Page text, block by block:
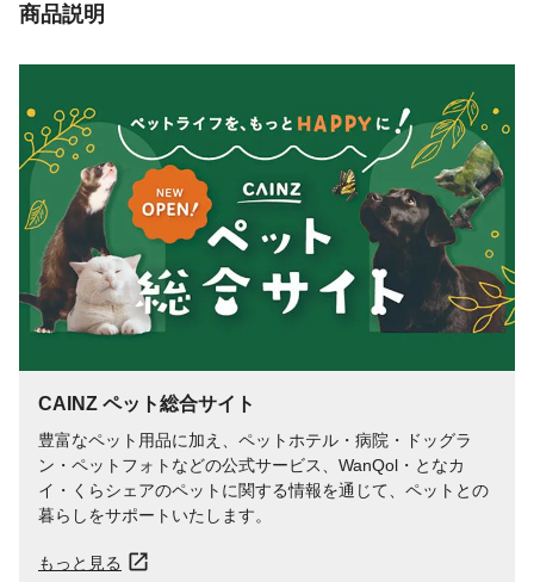
商品説明
CAINZ ペット総合サイト
豊富なペット用品に加え、ペットホテル・病院・ドッグラ
ン・ペットフォトなどの公式サービス、WanQol・となカ
イ・くらシェアのペットに関する情報を通じて、ペットとの
暮らしをサポートいたします。
もっと見る